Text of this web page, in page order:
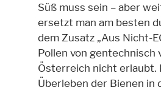
Süß muss sein – aber
ersetzt man am besten
dem Zusatz „Aus Nicht-
Pollen von
Österreich nicht erlaubt.
Überleben der Bienen in